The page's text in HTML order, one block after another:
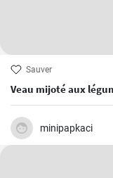
Sauver
Veau mijoté aux
minipapkaci